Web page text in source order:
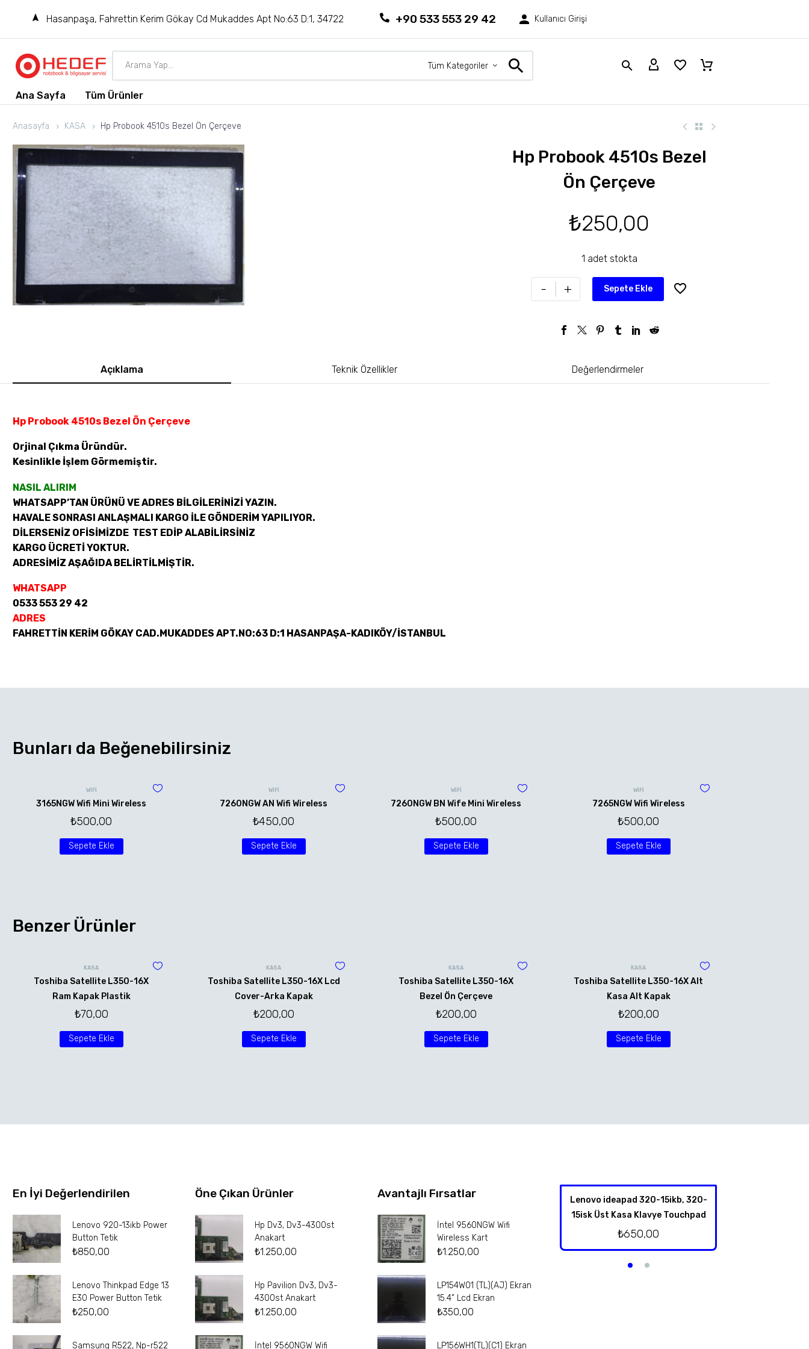
Hasanpaşa, Fahrettin Kerim Gökay Cd Mukaddes Apt No:63 D:1, 34722 +90 533 553 29 42 Kullanıcı Girişi
Tüm Kategoriler
Ana Sayfa Tüm Ürünler
Anasayfa KASA Hp Probook 4510s Bezel Ön Çerçeve
Hp Probook 4510s Bezel
Ön Çerçeve
₺250,00
1 adet stokta
- + Sepete Ekle
Açıklama Teknik Özellikler Değerlendirmeler
Hp Probook 4510s Bezel Ön Çerçeve
Orjinal Çıkma Üründür.
Kesinlikle İşlem Görmemiştir.
NASIL ALIRIM
WHATSAPP’TAN ÜRÜNÜ VE ADRES BİLGİLERİNİZİ YAZIN.
HAVALE SONRASI ANLAŞMALI KARGO İLE GÖNDERİM YAPILIYOR.
DİLERSENİZ OFİSİMİZDE TEST EDİP ALABİLİRSİNİZ
KARGO ÜCRETİ YOKTUR.
ADRESİMİZ AŞAĞIDA BELİRTİLMİŞTİR.
WHATSAPP
0533 553 29 42
ADRES
FAHRETTİN KERİM GÖKAY CAD.MUKADDES APT.NO:63 D:1 HASANPAŞA-KADIKÖY/İSTANBUL
Bunları da Beğenebilirsiniz
WİFİ
3165NGW Wifi Mini Wireless
₺500,00
Sepete Ekle
WİFİ
7260NGW AN Wifi Wireless
₺450,00
Sepete Ekle
WİFİ
7260NGW BN Wife Mini Wireless
₺500,00
Sepete Ekle
WİFİ
7265NGW Wifi Wireless
₺500,00
Sepete Ekle
Benzer Ürünler
KASA
Toshiba Satellite L350-16X
Ram Kapak Plastik
₺70,00
Sepete Ekle
KASA
Toshiba Satellite L350-16X Lcd
Cover-Arka Kapak
₺200,00
Sepete Ekle
KASA
Toshiba Satellite L350-16X
Bezel Ön Çerçeve
₺200,00
Sepete Ekle
KASA
Toshiba Satellite L350-16X Alt
Kasa Alt Kapak
₺200,00
Sepete Ekle
En İyi Değerlendirilen
Lenovo 920-13ikb Power
Button Tetik
₺850,00
Lenovo Thinkpad Edge 13
E30 Power Button Tetik
₺250,00
Samsung R522, Np-r522
Öne Çıkan Ürünler
Hp Dv3, Dv3-4300st
Anakart
₺1.250,00
Hp Pavilion Dv3, Dv3-
4300st Anakart
₺1.250,00
İntel 9560NGW Wifi
Avantajlı Fırsatlar
İntel 9560NGW Wifi
Wireless Kart
₺1.250,00
LP154W01 (TL)(AJ) Ekran
15.4” Lcd Ekran
₺350,00
LP156WH1(TL)(C1) Ekran
Lenovo ideapad 320-15ikb, 320-
15isk Üst Kasa Klavye Touchpad
₺650,00